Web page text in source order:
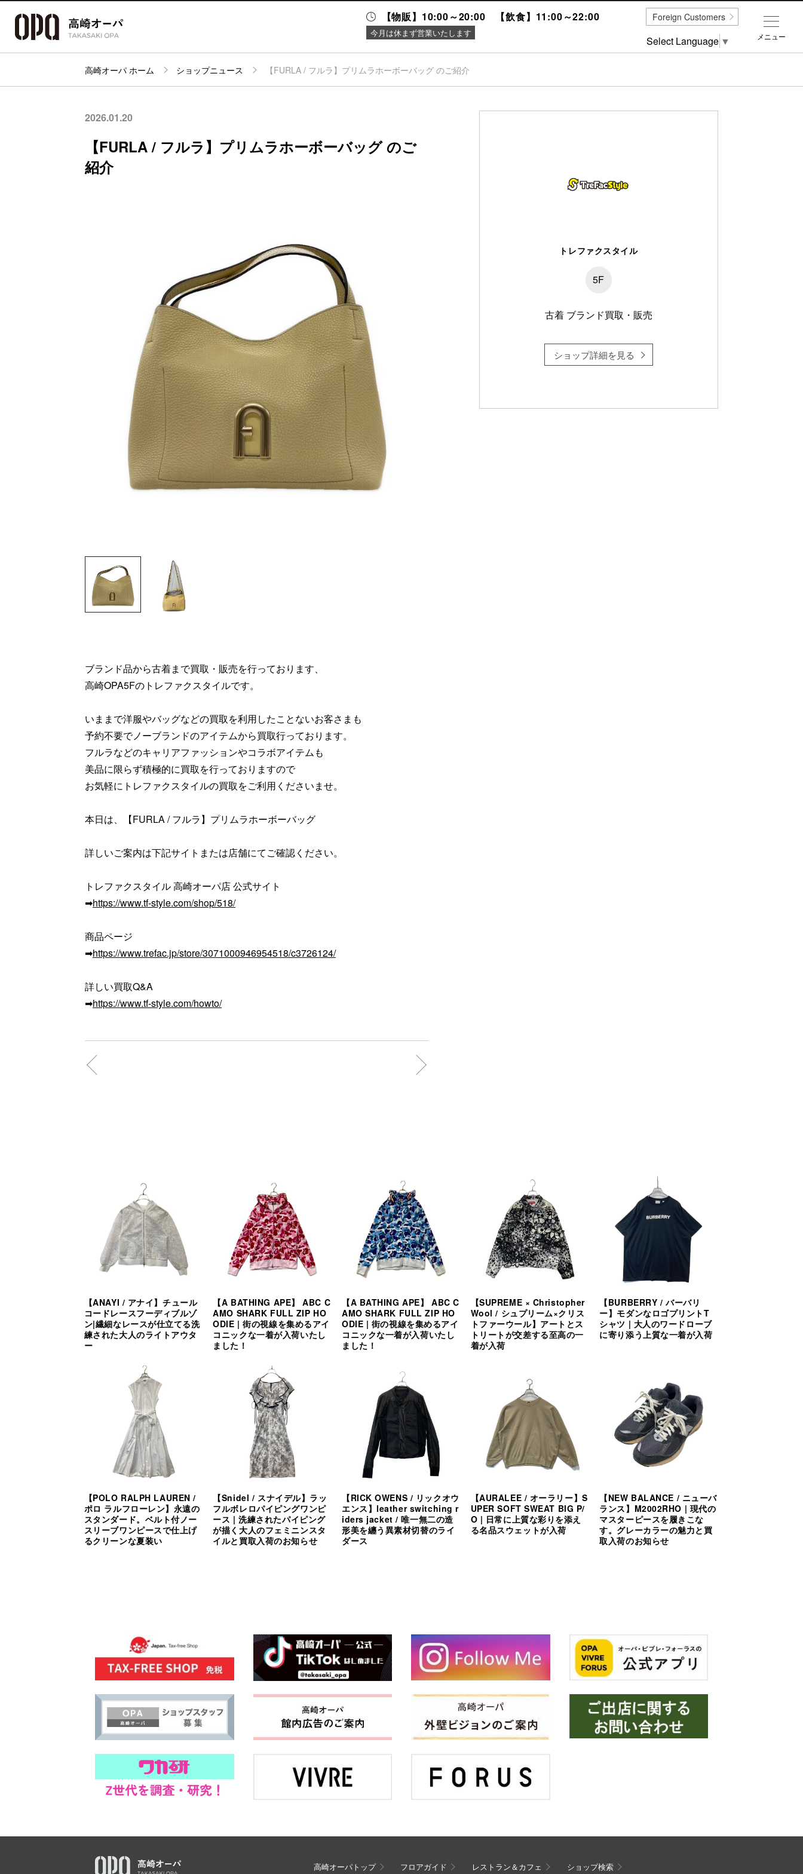
【物販】10:00～20:00 【飲食】11:00～22:00
今月は休まず営業いたします
パーキング
ニュース＆
イベント
高崎オーパ ホーム ショップニュース 【FURLA / フルラ】プリムラホーボーバッグ のご紹介
2026.01.20
【FURLA / フルラ】プリムラホーボーバッグ のご
紹介
ブランド品から古着まで買取・販売を行っております、
高崎OPA5Fのトレファクスタイルです。
いままで洋服やバッグなどの買取を利用したことないお客さまも
予約不要でノーブランドのアイテムから買取行っております。
フルラなどのキャリアファッションやコラボアイテムも
美品に限らず積極的に買取を行っておりますので
お気軽にトレファクスタイルの買取をご利用くださいませ。
本日は、【FURLA / フルラ】プリムラホーボーバッグ
詳しいご案内は下記サイトまたは店舗にてご確認ください。
トレファクスタイル 高崎オーパ店 公式サイト
➡https://www.tf-style.com/shop/518/
商品ページ
➡https://www.trefac.jp/store/3071000946954518/c3726124/
詳しい買取Q&A
➡https://www.tf-style.com/howto/
トレファクスタイル
5F
古着 ブランド買取・販売
ショップ詳細を見る
【ANAYI / アナイ】チュール
コードレースフーディブルゾ
ン|繊細なレースが仕立てる洗
練された大人のライトアウタ
ー
【A BATHING APE】 ABC C
AMO SHARK FULL ZIP HO
ODIE | 街の視線を集めるアイ
コニックな一着が入荷いたし
ました！
【A BATHING APE】 ABC C
AMO SHARK FULL ZIP HO
ODIE | 街の視線を集めるアイ
コニックな一着が入荷いたし
ました！
【SUPREME × Christopher
Wool / シュプリーム×クリス
トファーウール】アートとス
トリートが交差する至高の一
着が入荷
【BURBERRY / バーバリ
ー】モダンなロゴプリントT
シャツ | 大人のワードローブ
に寄り添う上質な一着が入荷
【POLO RALPH LAUREN /
ポロ ラルフローレン】永遠の
スタンダード。ベルト付ノー
スリーブワンピースで仕上げ
るクリーンな夏装い
【Snidel / スナイデル】ラッ
フルボレロパイピングワンピ
ース | 洗練されたパイピング
が描く大人のフェミニンスタ
イルと買取入荷のお知らせ
【RICK OWENS / リックオウ
エンス】leather switching r
iders jacket / 唯一無二の造
形美を纏う異素材切替のライ
ダース
【AURALEE / オーラリー】S
UPER SOFT SWEAT BIG P/
O | 日常に上質な彩りを添え
る名品スウェットが入荷
【NEW BALANCE / ニューバ
ランス】M2002RHO | 現代の
マスターピースを履きこな
す。グレーカラーの魅力と買
取入荷のお知らせ
高崎オーパトップ フロアガイド レストラン＆カフェ ショップ検索
メニュー
Foreign Customers
Select Language ▼